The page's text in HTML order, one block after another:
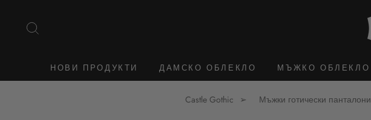
съдържанието
НОВИ ПРОДУКТИ ДАМСКО ОБЛЕКЛО МЪЖКО ОБЛЕКЛО
Castle Gothic Мъжки готически панталони